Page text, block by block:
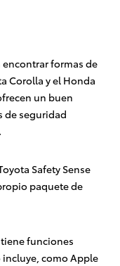
formas de
Corolla y el Honda
un buen
de seguridad
Safety Sense
paquete de
funciones
incluye, como Apple